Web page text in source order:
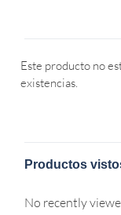
Este producto no
existencias.
Productos
No recently